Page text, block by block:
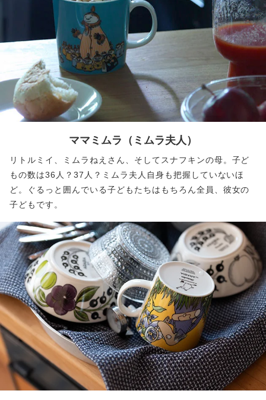
ママミムラ （ミムラ夫人）
リトルミイ、ミムラねえさん、そしてスナフキンの母。子ど
もの数は36人？37人？ミムラ夫人自身も把握していないほ
ど。ぐるっと囲んでいる子どもたちはもちろん全員、彼女の
子どもです。